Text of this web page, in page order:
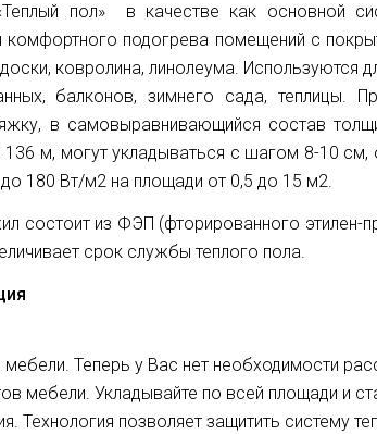
пол» в качестве как основной
комфортного подогрева помещений с
ковролина, линолеума.
балконов, зимнего сада, теплицы.
в самовыравнивающийся состав
м, могут укладываться с шагом 8-10
180 Вт/м2 на площади от 0,5 до 15 м2.
состоит из ФЭП (фторированного
срок службы теплого пола.
Теперь у Вас нет необходимости
мебели. Укладывайте по всей площади и
Технология позволяет защитить систему